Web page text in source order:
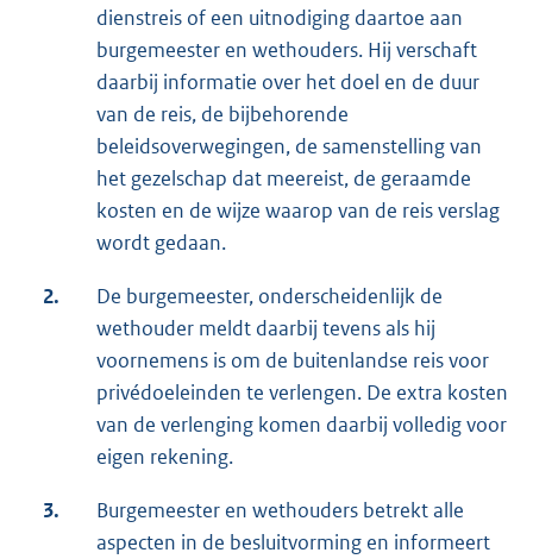
dienstreis of een uitnodiging daartoe aan
burgemeester en wethouders. Hij verschaft
daarbij informatie over het doel en de duur
van de reis, de bijbehorende
beleidsoverwegingen, de samenstelling van
het gezelschap dat meereist, de geraamde
kosten en de wijze waarop van de reis verslag
wordt gedaan.
2.
De burgemeester, onderscheidenlijk de
wethouder meldt daarbij tevens als hij
voornemens is om de buitenlandse reis voor
privédoeleinden te verlengen. De extra kosten
van de verlenging komen daarbij volledig voor
eigen rekening.
3.
Burgemeester en wethouders betrekt alle
aspecten in de besluitvorming en informeert